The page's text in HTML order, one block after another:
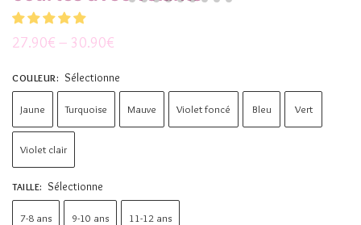
27.90€ – 30.90€
COULEUR: Sélectionne
Jaune Turquoise Mauve Violet foncé Bleu Vert
Violet clair
TAILLE: Sélectionne
7-8 ans 9-10 ans 11-12 ans